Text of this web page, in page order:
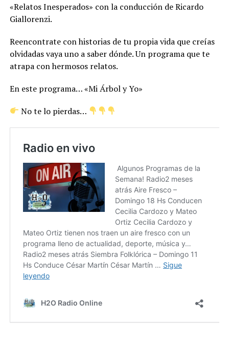
«Relatos Inesperados» con la conducción de Ricardo
Giallorenzi.
Reencontrate con historias de tu propia vida que creías
olvidadas vaya uno a saber dónde. Un programa que te
atrapa con hermosos relatos.
En este programa… «Mi Árbol y Yo»
No te lo pierdas…